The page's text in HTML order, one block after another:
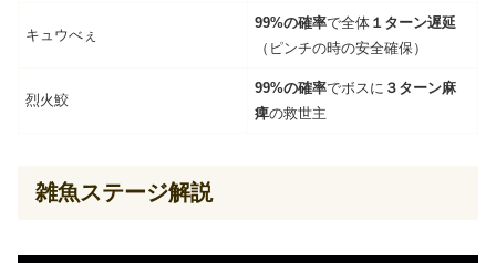
キュウべぇ
99%の確率で全体 １ターン遅延
（ピンチの時の安全確保）
烈火鮫
99%の確率でボスに ３ターン麻
痺の救世主
雑魚ステージ解説